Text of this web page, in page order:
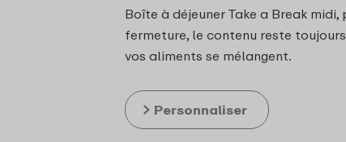
Boîte à déjeuner Take a Break
fermeture, le contenu reste
vos aliments se mélangent.
Personnaliser